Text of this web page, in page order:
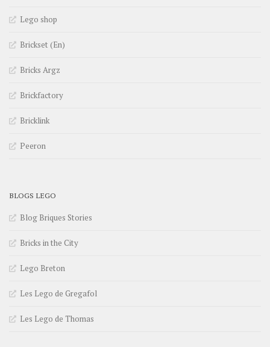
Lego shop
Brickset (En)
Bricks Argz
Brickfactory
Bricklink
Peeron
BLOGS LEGO
Blog Briques Stories
Bricks in the City
Lego Breton
Les Lego de Gregafol
Les Lego de Thomas